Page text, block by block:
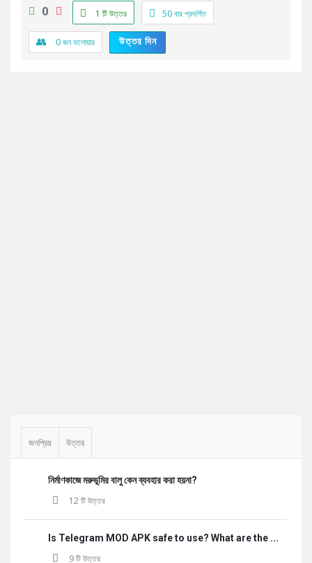
0 1 টি উত্তর 50বার প্রদর্শিত
0জন ফলোয়ার উত্তর দিন
Sidebar
জনপ্রিয় উত্তর
নির্মাণকাজে মরুভূমির বালু কেন ব্যবহার করা হয়না?
12 টি উত্তর
Is Telegram MOD APK safe to use? What are the ...
9 টি উত্তর